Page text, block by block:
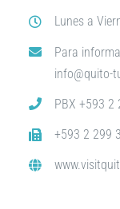
Lunes a
Para
info@quito-
PBX +593 2
+593 2 299